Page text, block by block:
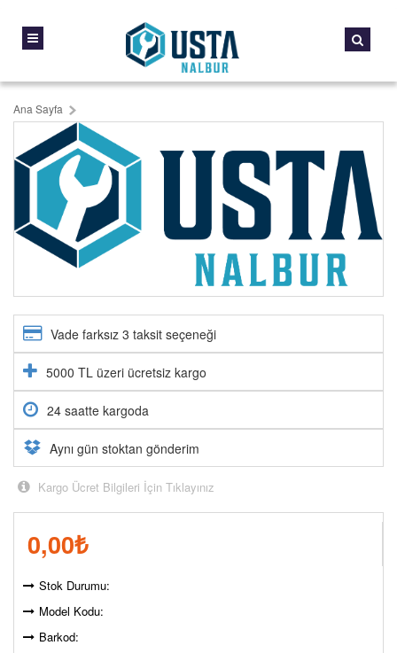
Ana Sayfa
Vade farksız 3 taksit seçeneği
5000 TL üzeri ücretsiz kargo
24 saatte kargoda
Aynı gün stoktan gönderim
Kargo Ücret Bilgileri İçin Tıklayınız
0,00₺
Stok Durumu:
Model Kodu:
Barkod: